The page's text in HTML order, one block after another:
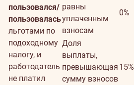
пользовался/
пользовалась
льготами по
подоходному
налогу, и
работодатель
не платил
равны
уплаченным
взносам
0%
Доля
выплаты,
превышающая
сумму взносов
15%